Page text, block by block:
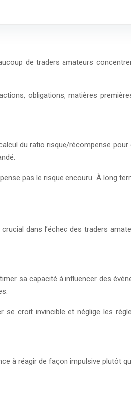
de traders amateurs
obligations, matières
du ratio risque/récompense
pas le risque encouru. À long
dans l’échec des traders
sa capacité à influencer des
se croit invincible et néglige les
à réagir de façon impulsive plutôt